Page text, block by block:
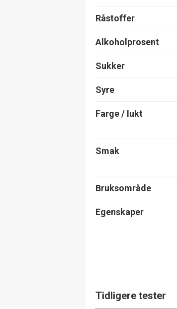
Råstoffer
Alkoholprosent
Sukker
Syre
Farge / lukt
Smak
Bruksområde
Egenskaper
Tidligere tester